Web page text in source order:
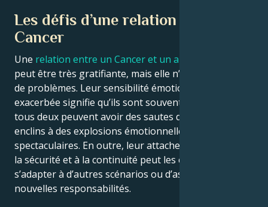
Les défis d’une relation Cancer-
Cancer
Une relation entre un Cancer et un autre Cancer
peut être très gratifiante, mais elle n’est pas exempte
de problèmes. Leur sensibilité émotionnelle
exacerbée signifie qu’ils sont souvent mal compris, et
tous deux peuvent avoir des sautes d’humeur et être
enclins à des explosions émotionnelles
spectaculaires. En outre, leur attachement inhérent à
la sécurité et à la continuité peut les empêcher de
s’adapter à d’autres scénarios ou d’assumer de
nouvelles responsabilités.